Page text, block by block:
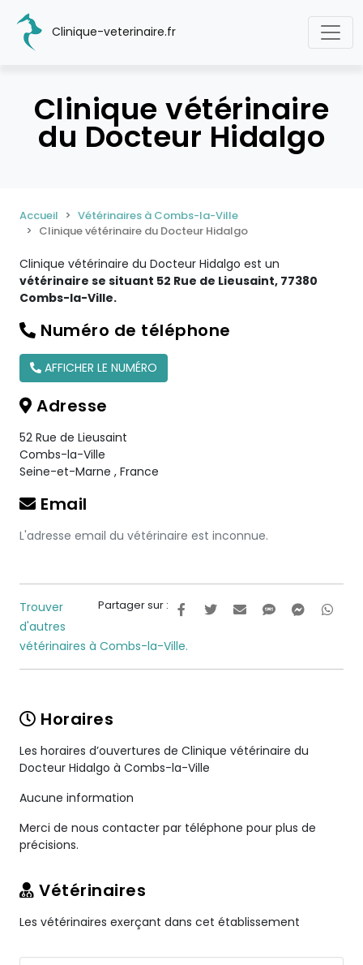
Clinique-veterinaire.fr
Clinique vétérinaire
du Docteur Hidalgo
Accueil
Vétérinaires à Combs-la-Ville
Clinique vétérinaire du Docteur Hidalgo
Clinique vétérinaire du Docteur Hidalgo est un
vétérinaire se situant 52 Rue de Lieusaint, 77380
Combs-la-Ville.
Numéro de téléphone
AFFICHER LE NUMÉRO
Adresse
52 Rue de Lieusaint
Combs-la-Ville
Seine-et-Marne , France
Email
L'adresse email du vétérinaire est inconnue.
Partager sur :
Trouver
d'autres
vétérinaires à Combs-la-Ville.
Horaires
Les horaires d’ouvertures de Clinique vétérinaire du
Docteur Hidalgo à Combs-la-Ville
Aucune information
Merci de nous contacter par téléphone pour plus de
précisions.
Vétérinaires
Les vétérinaires exerçant dans cet établissement